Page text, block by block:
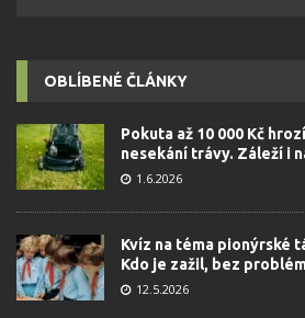
OBLÍBENÉ ČLÁNKY
Pokuta až 10 000 Kč
nesekání trávy. Záleží i
1.6.2026
Kvíz na téma pionýrské
Kdo je zažil, bez
12.5.2026